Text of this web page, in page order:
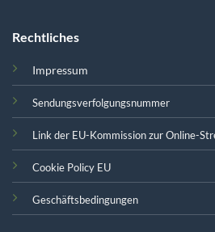
Rechtliches
Impressum
Sendungsverfolgungsnummer
Link der EU-Kommission zur Online-
Cookie Policy EU
Geschäftsbedingungen